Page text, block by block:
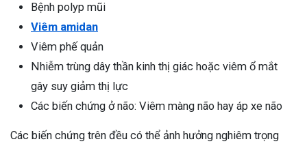
Bệnh polyp mũi
Viêm amidan
Viêm phế quản
Nhiễm trùng dây thần kinh thị giác hoặc viêm ổ mắt
gây suy giảm thị lực
Các biến chứng ở não: Viêm màng não hay áp xe não
Các biến chứng trên đều có thể ảnh hưởng nghiêm trọng